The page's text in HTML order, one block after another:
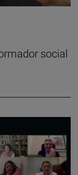
social